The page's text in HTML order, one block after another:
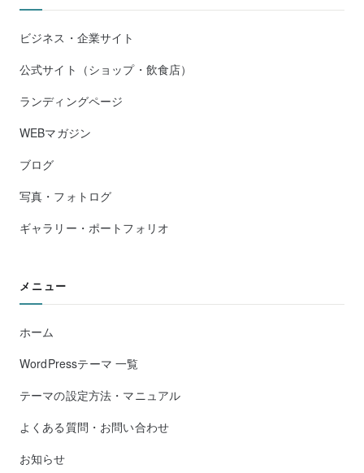
ビジネス・企業サイト
公式サイト（ショップ・飲食店）
ランディングページ
WEBマガジン
ブログ
写真・フォトログ
ギャラリー・ポートフォリオ
メニュー
ホーム
WordPressテーマ 一覧
テーマの設定方法・マニュアル
よくある質問・お問い合わせ
お知らせ